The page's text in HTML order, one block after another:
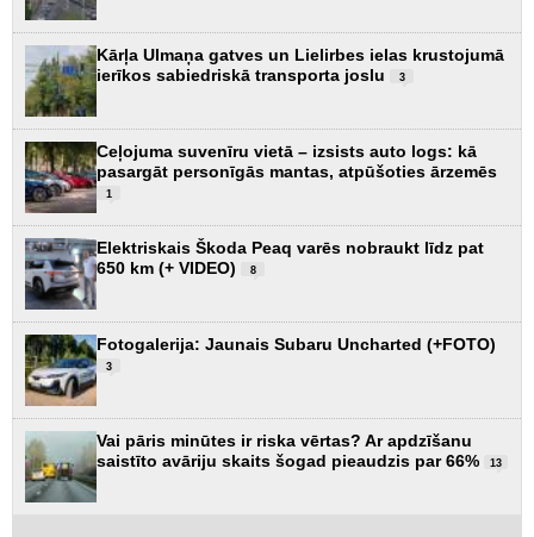
Kārļa Ulmaņa gatves un Lielirbes ielas krustojumā
ierīkos sabiedriskā transporta joslu
3
Ceļojuma suvenīru vietā – izsists auto logs: kā
pasargāt personīgās mantas, atpūšoties ārzemēs
1
Elektriskais Škoda Peaq varēs nobraukt līdz pat
650 km (+ VIDEO)
8
Fotogalerija: Jaunais Subaru Uncharted (+FOTO)
3
Vai pāris minūtes ir riska vērtas? Ar apdzīšanu
saistīto avāriju skaits šogad pieaudzis par 66%
13